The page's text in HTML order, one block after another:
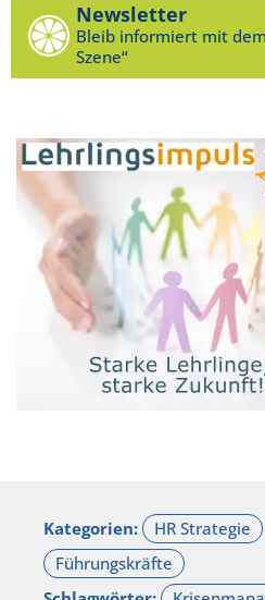
Newsletter
Bleib informiert mit
Szene“
Kategorien: